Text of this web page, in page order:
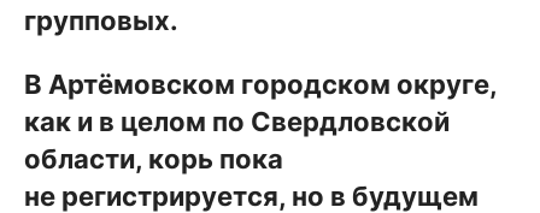
групповых.
В Артёмовском городском округе,
как и в целом по Свердловской
области, корь пока
не регистрируется, но в будущем